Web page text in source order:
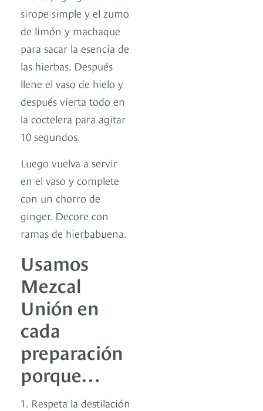
sirope simple y el zumo
de limón y machaque
para sacar la esencia de
las hierbas. Después
llene el vaso de hielo y
después vierta todo en
la coctelera para agitar
10 segundos.
Luego vuelva a servir
en el vaso y complete
con un chorro de
ginger. Decore con
ramas de hierbabuena.
Usamos
Mezcal
Unión en
cada
preparación
porque…
1. Respeta la destilación